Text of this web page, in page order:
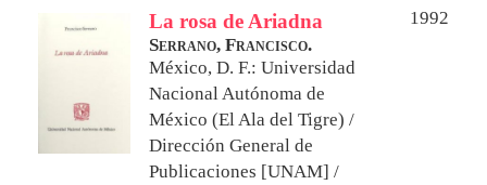
La rosa de Ariadna
1992
Serrano, Francisco.
México, D. F.: Universidad
Nacional Autónoma de
México (El Ala del Tigre) /
Dirección General de
Publicaciones [UNAM] /